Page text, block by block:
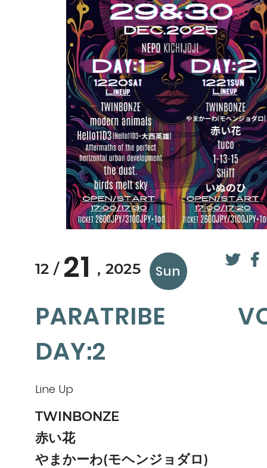
12 21 2025 Sun
PARATRIBE
DAY:2
Line Up
TWINBONZE
赤い花
やまかーわ(モヘンジョダロ)